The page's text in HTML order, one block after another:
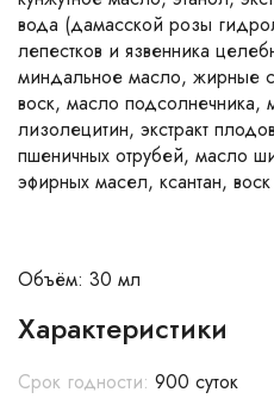
вода (дамасской розы
лепестков и язвенника
миндальное масло, жирные
воск, масло подсолнечника,
лизолецитин, экстракт
пшеничных отрубей, масло
эфирных масел, ксантан,
Объём: 30 мл
Характеристики
Срок годности: 900 суток